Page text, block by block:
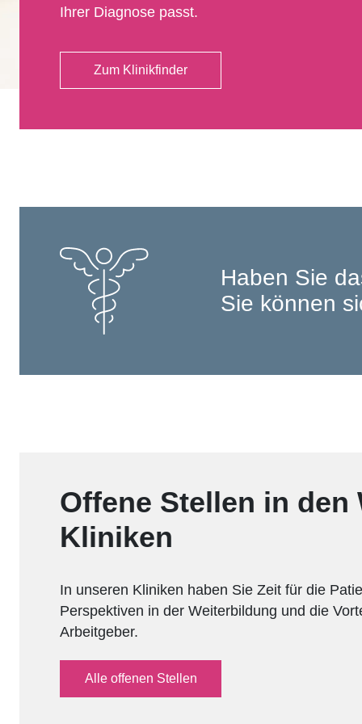
Ihrer Diagnose passt.
Zum Klinikfinder
Haben Sie
Sie können
Offene Stellen in den
Kliniken
In unseren Kliniken haben Sie Zeit für die
Perspektiven in der Weiterbildung und die
Arbeitgeber.
Alle offenen Stellen